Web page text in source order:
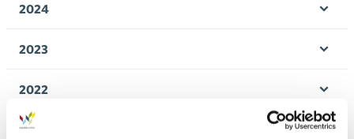
2024
2023
2022
2021